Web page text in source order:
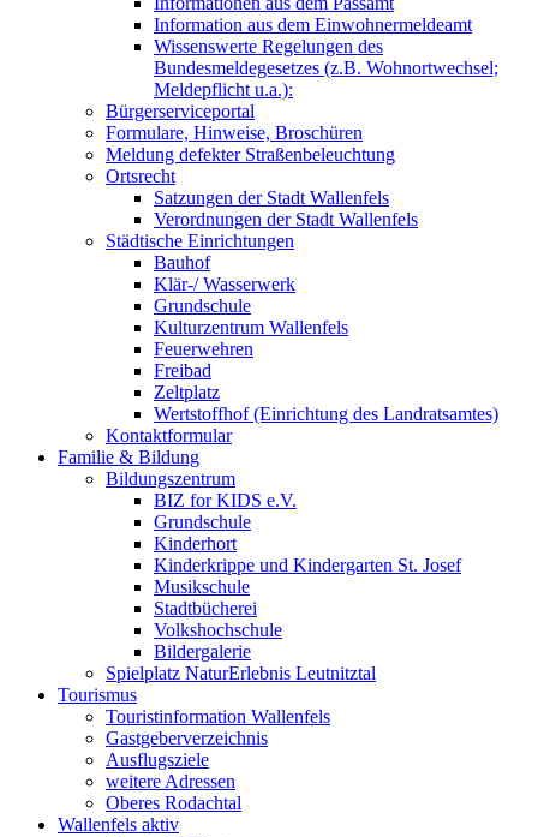
Information aus dem Einwohnermeldeamt
Wissenswerte Regelungen des
Bundesmeldegesetzes (z.B. Wohnortwechsel;
Meldepflicht u.a.):
Bürgerserviceportal
Formulare, Hinweise, Broschüren
Meldung defekter Straßenbeleuchtung
Ortsrecht
Satzungen der Stadt Wallenfels
Verordnungen der Stadt Wallenfels
Städtische Einrichtungen
Bauhof
Klär-/ Wasserwerk
Grundschule
Kulturzentrum Wallenfels
Feuerwehren
Freibad
Zeltplatz
Wertstoffhof (Einrichtung des Landratsamtes)
Kontaktformular
Familie & Bildung
Bildungszentrum
BIZ for KIDS e.V.
Grundschule
Kinderhort
Kinderkrippe und Kindergarten St. Josef
Musikschule
Stadtbücherei
Volkshochschule
Bildergalerie
Spielplatz NaturErlebnis Leutnitztal
Tourismus
Touristinformation Wallenfels
Gastgeberverzeichnis
Ausflugsziele
weitere Adressen
Oberes Rodachtal
Wallenfels aktiv